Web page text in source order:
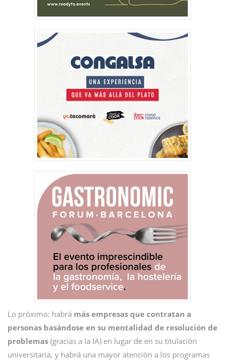
Lo próximo: habrá más empresas que contratan a
personas basándose en su mentalidad de resolución de
problemas (gracias a la IA) en lugar de en su titulación
universitaria, y habrá una mayor atención a los programas